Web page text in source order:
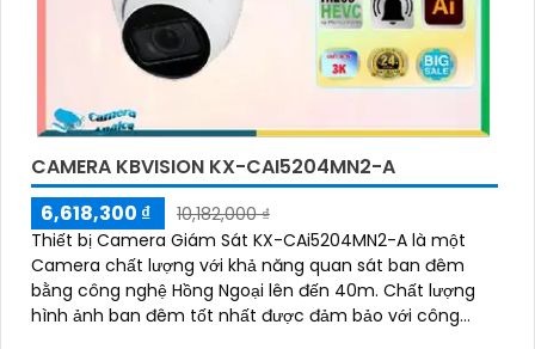
CAMERA KBVISION KX-CAI5204MN2-A
6,618,300 ₫
10,182,000 ₫
Thiết bị Camera Giám Sát KX-CAi5204MN2-A là một
Camera chất lượng với khả năng quan sát ban đêm
bằng công nghệ Hồng Ngoại lên đến 40m. Chất lượng
hình ảnh ban đêm tốt nhất được đảm bảo với công